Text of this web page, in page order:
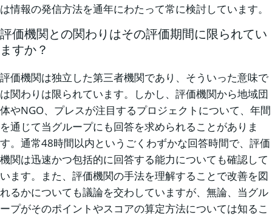
は情報の発信方法を通年にわたって常に検討しています。
評価機関との関わりはその評価期間に限られてい
ますか？
評価機関は独立した第三者機関であり、そういった意味で
は関わりは限られています。しかし、評価機関から地域団
体やNGO、プレスが注目するプロジェクトについて、年間
を通じて当グループにも回答を求められることがありま
す。通常48時間以内というごくわずかな回答時間で、評価
機関は迅速かつ包括的に回答する能力についても確認して
います。また、評価機関の手法を理解することで改善を図
れるかについても議論を交わしていますが、無論、当グル
ープがそのポイントやスコアの算定方法については知るこ